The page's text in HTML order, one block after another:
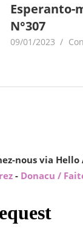
Esperanto-
N°307
09/01/2023
nous via Hello
- Donacu /